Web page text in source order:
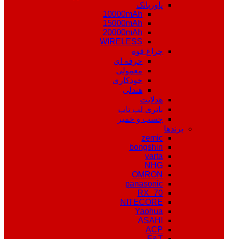
پاوربانک
10000mAh
15000mAh
20000mAh
WIRELESS
چراغ قوه
حرفه ای
معمولی
خودکاری
هندلی
هدلایت
باتری لپ تاپ
چسب و خمیر
برندها
zemic
bongshin
varta
NHG
OMRON
panasonic
RX_70
NITECORE
Yaohua
ASAHI
ACP